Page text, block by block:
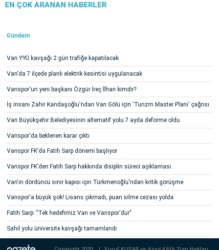
EN ÇOK ARANAN HABERLER
Gündem
Van YYÜ kavşağı 2 gün trafiğe kapatılacak
Van'da 7 ilçede planlı elektrik kesintisi uygulanacak
Vanspor'un yeni başkanı Özgür İreç İlhan kimdir?
İş insanı Zahir Kandaşoğlu'ndan Van Gölü için 'Turizm Master Planı' çağrısı
Van Büyükşehir Belediyesinin alternatif yolu 7 ayda deforme oldu
Vanspor'da beklenen karar çıktı
Vanspor FK'da Fatih Sarp dönemi başlıyor
Vanspor FK'den Fatih Sarp hakkında disiplin süreci açıklaması
Van'ın dördüncü sınır kapısı için Türkmenoğlu'ndan kritik görüşme
Vanspor'a büyük şok! Lisans çıkmadı, puan silme cezası yolda
Fatih Sarp: "Tek hedefimiz Van ve Vanspor'dur"
Sahil yolu üniversite kavşağı tamamlandı